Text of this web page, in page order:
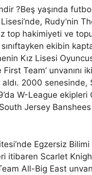
Beş yaşında
Rudy’nin
top hakimiyeti ve
ekibin
Kız Lisesi
Team’ unvanını
2000 senesinde,
W-League
Jersey
Egzersiz Bilimi
itibaren Scarlet
All-Big East